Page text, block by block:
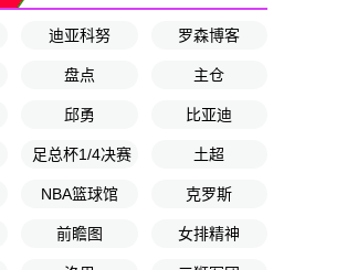
迪亚科努 罗森博客
盘点 主仓
邱勇 比亚迪
足总杯1/4决赛 土超
NBA篮球馆 克罗斯
前瞻图 女排精神